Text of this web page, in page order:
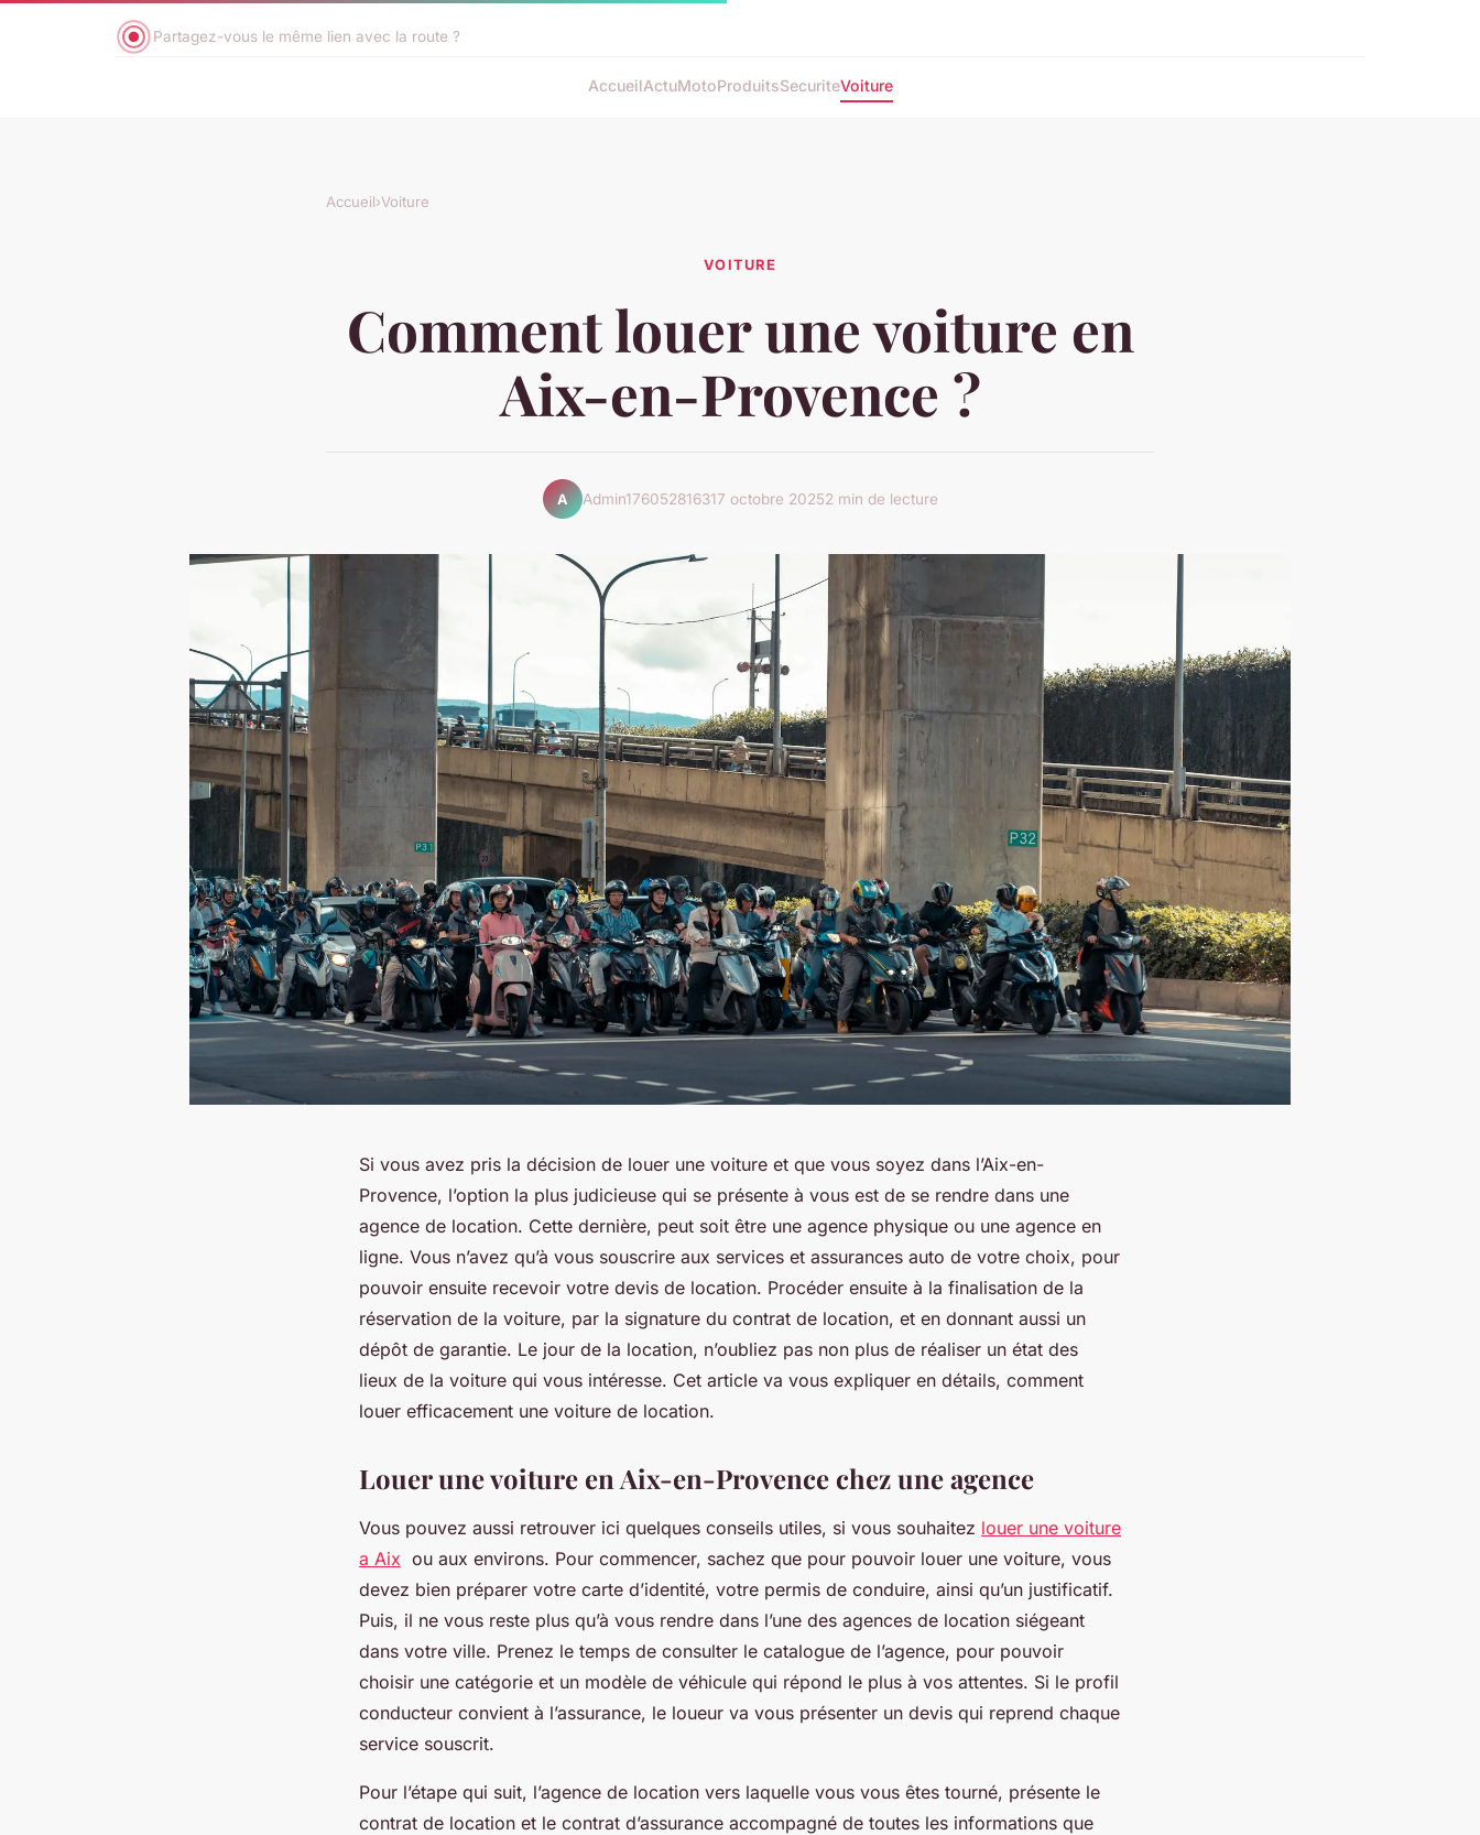
Partagez-vous le même lien avec la route ?
AccueilActuMotoProduitsSecuriteVoiture
Accueil›Voiture
VOITURE
Comment louer une voiture en
Aix-en-Provence ?
A Admin176052816317 octobre 20252 min de lecture
Si vous avez pris la décision de louer une voiture et que vous soyez dans l’Aix-en-
Provence, l’option la plus judicieuse qui se présente à vous est de se rendre dans une
agence de location. Cette dernière, peut soit être une agence physique ou une agence en
ligne. Vous n’avez qu’à vous souscrire aux services et assurances auto de votre choix, pour
pouvoir ensuite recevoir votre devis de location. Procéder ensuite à la finalisation de la
réservation de la voiture, par la signature du contrat de location, et en donnant aussi un
dépôt de garantie. Le jour de la location, n’oubliez pas non plus de réaliser un état des
lieux de la voiture qui vous intéresse. Cet article va vous expliquer en détails, comment
louer efficacement une voiture de location.
Louer une voiture en Aix-en-Provence chez une agence
Vous pouvez aussi retrouver ici quelques conseils utiles, si vous souhaitez louer une voiture
a Aix ou aux environs. Pour commencer, sachez que pour pouvoir louer une voiture, vous
devez bien préparer votre carte d’identité, votre permis de conduire, ainsi qu’un justificatif.
Puis, il ne vous reste plus qu’à vous rendre dans l’une des agences de location siégeant
dans votre ville. Prenez le temps de consulter le catalogue de l’agence, pour pouvoir
choisir une catégorie et un modèle de véhicule qui répond le plus à vos attentes. Si le profil
conducteur convient à l’assurance, le loueur va vous présenter un devis qui reprend chaque
service souscrit.
Pour l’étape qui suit, l’agence de location vers laquelle vous vous êtes tourné, présente le
contrat de location et le contrat d’assurance accompagné de toutes les informations que